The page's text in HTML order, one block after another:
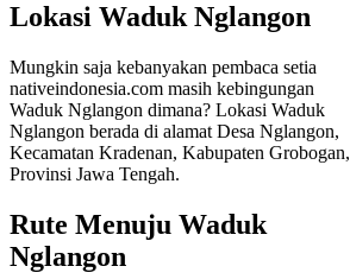
Lokasi Waduk Nglangon
Mungkin saja kebanyakan pembaca setia
nativeindonesia.com masih kebingungan
Waduk Nglangon dimana? Lokasi Waduk
Nglangon berada di alamat Desa Nglangon,
Kecamatan Kradenan, Kabupaten Grobogan,
Provinsi Jawa Tengah.
Rute Menuju Waduk
Nglangon